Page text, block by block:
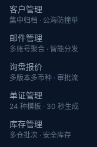
客户管理
集中归档 · 公海防撞单
邮件管理
多账号聚合 · 智能分发
询盘报价
多版本多币种 · 审批流
单证管理
24 种模板 · 30 秒生成
库存管理
多仓批次 · 安全库存